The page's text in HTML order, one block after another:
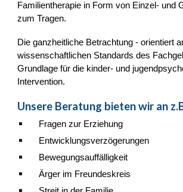
Familientherapie in Form von Einzel- und
zum Tragen.
Die ganzheitliche Betrachtung - orientiert
wissenschaftlichen Standards des
Grundlage für die kinder- und
Intervention.
Unsere Beratung bieten wir an
Fragen zur Erziehung
Entwicklungsverzögerungen
Bewegungsauffälligkeit
Ärger im Freundeskreis